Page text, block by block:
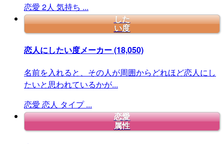
恋愛 2人 気持ち ...
した
い度
恋人にしたい度メーカー(18,050)
名前を入れると、その人が周囲からどれほど恋人にし
たいと思われているかが...
恋愛 恋人 タイプ ...
恋愛
属性